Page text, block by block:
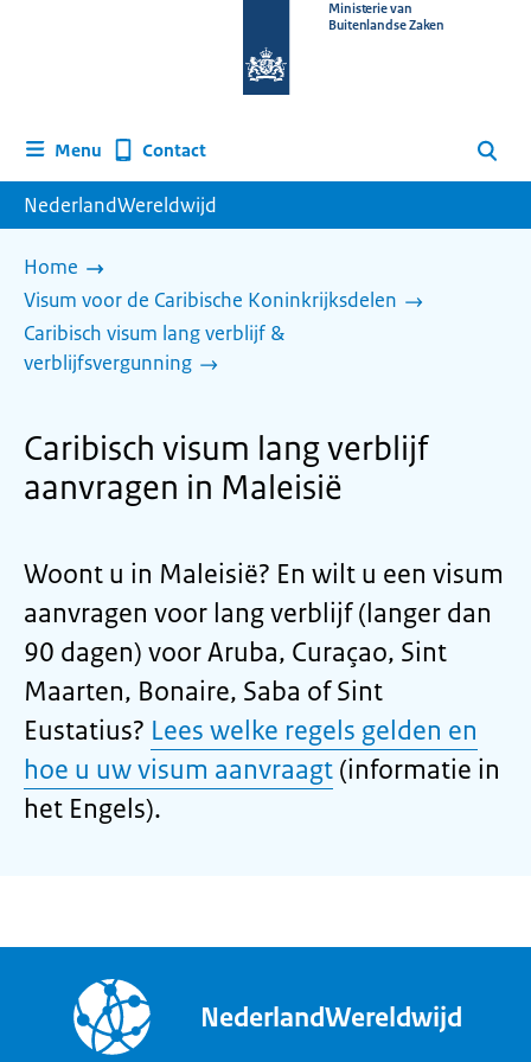
homepage
Ministerie van
Buitenlandse Zaken
Menu Contact Zoeken
NederlandWereldwijd
Home
Visum voor de Caribische Koninkrijksdelen
Caribisch visum lang verblijf &
verblijfsvergunning
Caribisch visum lang verblijf
aanvragen in Maleisië
Woont u in Maleisië? En wilt u een visum
aanvragen voor lang verblijf (langer dan
90 dagen) voor Aruba, Curaçao, Sint
Maarten, Bonaire, Saba of Sint
Eustatius? Lees welke regels gelden en
hoe u uw visum aanvraagt (informatie in
het Engels).
NederlandWereldwijd